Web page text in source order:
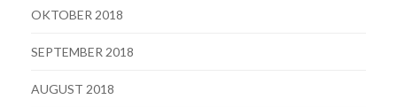
OKTOBER 2018
SEPTEMBER 2018
AUGUST 2018